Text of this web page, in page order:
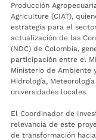
Producción
Agriculture (CIAT),
estrategia para el
actualización de las
(NDC) de Colombia,
participación entre el
Ministerio de Ambiente
Hidrología,
universidades locales.
El Coordinador de
relevancia de este
de transformación